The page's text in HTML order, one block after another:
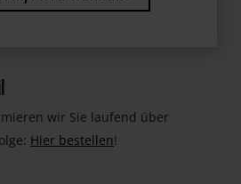
wir Sie laufend über
Hier bestellen!